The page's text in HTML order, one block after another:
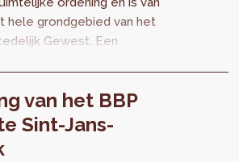
hele grondgebied van het
Gewest. Een
procedures.
van het BBP
Sint-Jans-